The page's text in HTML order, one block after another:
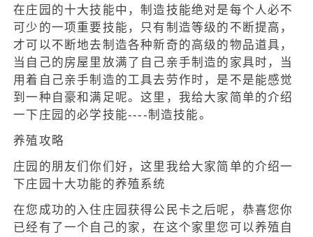
在庄园的十大技能中，制造技能绝对是每个人必不
可少的一项重要技能，只有制造等级的不断提高，
才可以不断地去制造各种新奇的高级的物品道具，
当自己的房屋里放满了自己亲手制造的家具时，当
用着自己亲手制造的工具去劳作时，是不是能感觉
到一种自豪和满足呢。这里，我给大家简单的介绍
一下庄园的必学技能----制造技能。
养殖攻略
庄园的朋友们你们好，这里我给大家简单的介绍一
下庄园十大功能的养殖系统
在您成功的入住庄园获得公民卡之后呢，恭喜您你
已经有了一个自己的家，在这个家里您可以养殖自